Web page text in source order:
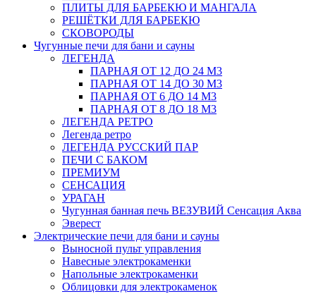
ПЛИТЫ ДЛЯ БАРБЕКЮ И МАНГАЛА
РЕШЁТКИ ДЛЯ БАРБЕКЮ
СКОВОРОДЫ
Чугунные печи для бани и сауны
ЛЕГЕНДА
ПАРНАЯ ОТ 12 ДО 24 М3
ПАРНАЯ ОТ 14 ДО 30 М3
ПАРНАЯ ОТ 6 ДО 14 М3
ПАРНАЯ ОТ 8 ДО 18 М3
ЛЕГЕНДА РЕТРО
Легенда ретро
ЛЕГЕНДА РУССКИЙ ПАР
ПЕЧИ С БАКОМ
ПРЕМИУМ
СЕНСАЦИЯ
УРАГАН
Чугунная банная печь ВЕЗУВИЙ Сенсация Аква
Эверест
Электрические печи для бани и сауны
Выносной пульт управления
Навесные электрокаменки
Напольные электрокаменки
Облицовки для электрокаменок